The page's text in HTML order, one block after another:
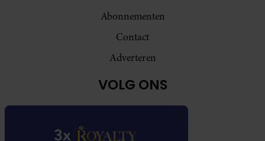
Abonnementen
Contact
Adverteren
VOLG ONS